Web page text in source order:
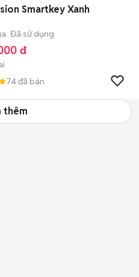
Smartkey Xanh
Đã sử dụng
đ
74đã bán
thêm